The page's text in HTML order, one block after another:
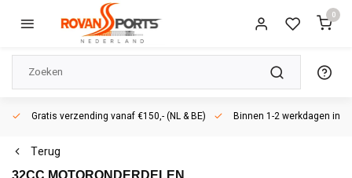
0
Gratis verzending vanaf €150,- (NL & BE) Binnen 1-2 werkdagen in
Terug
32CC MOTORONDERDELEN